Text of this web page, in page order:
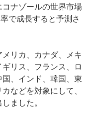
ナゾールの世界市場
で成長すると予測さ
リカ、カナダ、メキ
リス、フランス、ロ
、インド、韓国、東
などを対象にして、
ました。